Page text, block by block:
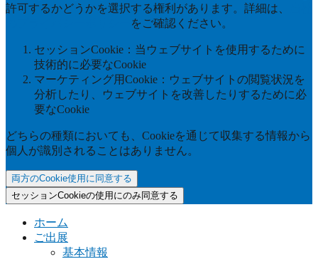
許可するかどうかを選択する権利があります。詳細は、
をご確認ください。
セッションCookie：当ウェブサイトを使用するために
技術的に必要なCookie
マーケティング用Cookie：ウェブサイトの閲覧状況を
分析したり、ウェブサイトを改善したりするために必
要なCookie
どちらの種類においても、Cookieを通じて収集する情報から
個人が識別されることはありません。
両方のCookie使用に同意する
セッションCookieの使用にのみ同意する
ホーム
ご出展
基本情報